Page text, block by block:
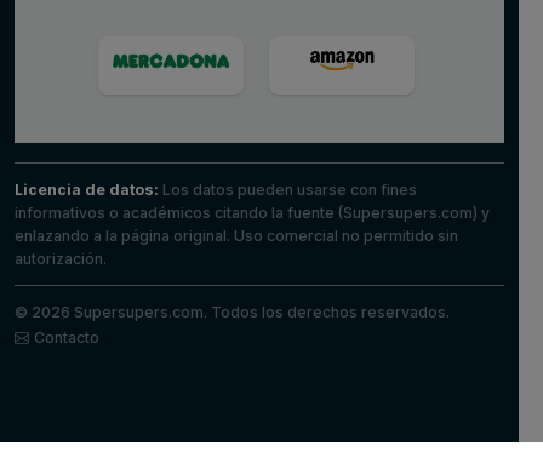
Licencia de datos: Los datos pueden usarse con fines
informativos o académicos citando la fuente (Supersupers.com) y
enlazando a la página original. Uso comercial no permitido sin
autorización.
© 2026 Supersupers.com. Todos los derechos reservados.
Contacto